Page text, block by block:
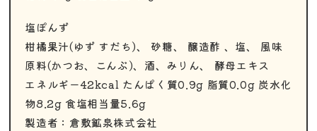
塩ぽんず
柑橘果汁(ゆず すだち)、 砂糖、 醸造酢 、塩、 風味
原料(かつお、こんぶ)、酒、みりん、 酵母エキス
エネルギー42kcal たんぱく質0.9g 脂質0.0g 炭水化
物8.2g 食塩相当量5.6g
製造者：倉敷鉱泉株式会社